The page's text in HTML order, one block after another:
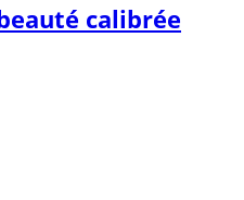
calibrée